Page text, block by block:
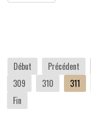
Début Précédent
309
310 311
Fin